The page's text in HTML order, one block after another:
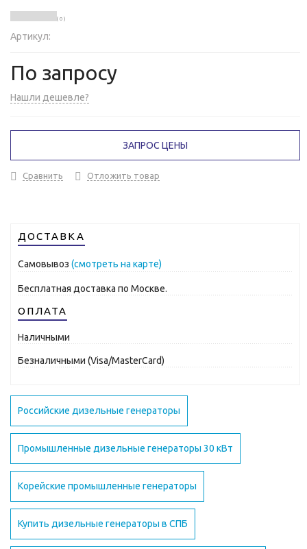
( 0 )
Артикул:
По запросу
Нашли дешевле?
ЗАПРОС ЦЕНЫ
Сравнить Отложить товар
ДОСТАВКА
Самовывоз (смотреть на карте)
Бесплатная доставка по Москве.
ОПЛАТА
Наличными
Безналичными (Visa/MasterCard)
Российские дизельные генераторы
Промышленные дизельные генераторы 30 кВт
Корейские промышленные генераторы
Купить дизельные генераторы в СПБ